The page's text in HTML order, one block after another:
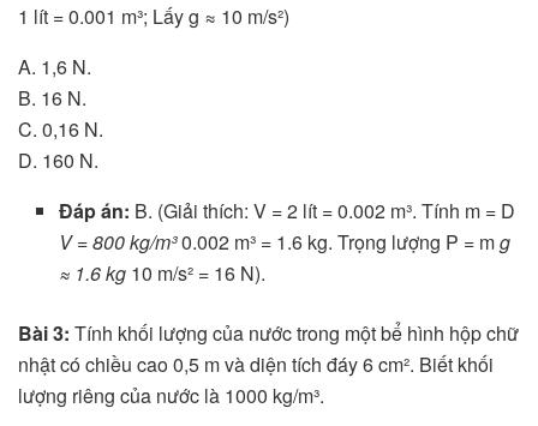
1 lít = 0.001 m³; Lấy g ≈ 10 m/s²)
A. 1,6 N.
B. 16 N.
C. 0,16 N.
D. 160 N.
Đáp án: B. (Giải thích: V = 2 lít = 0.002 m³. Tính m = D
V = 800 kg/m³0.002 m³ = 1.6 kg. Trọng lượng P = mg
≈ 1.6 kg 10 m/s² = 16 N).
Bài 3: Tính khối lượng của nước trong một bể hình hộp chữ
nhật có chiều cao 0,5 m và diện tích đáy 6 cm². Biết khối
lượng riêng của nước là 1000 kg/m³.